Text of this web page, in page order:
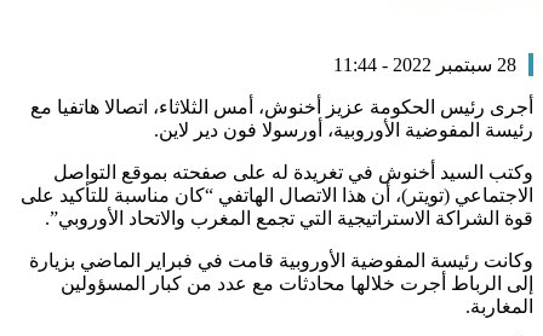
28 سبتمبر 2022 - 11:44
أجرى رئيس الحكومة عزيز أخنوش، أمس الثلاثاء، اتصالا هاتفيا مع
رئيسة المفوضية الأوروبية، أورسولا فون دير لاين.
وكتب السيد أخنوش في تغريدة له على صفحته بموقع التواصل
الاجتماعي (تويتر)، أن هذا الاتصال الهاتفي “كان مناسبة للتأكيد على
قوة الشراكة الاستراتيجية التي تجمع المغرب والاتحاد الأوروبي”.
وكانت رئيسة المفوضية الأوروبية قامت في فبراير الماضي بزيارة
إلى الرباط أجرت خلالها محادثات مع عدد من كبار المسؤولين
المغاربة.